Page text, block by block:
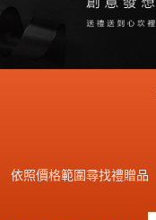
依照價格範圍尋找禮贈品